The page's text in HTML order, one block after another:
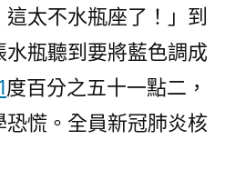
這太不水瓶座了！」到
瓶聽到要將藍色調成
度百分之五十一點二，
慌。全員新冠肺炎核